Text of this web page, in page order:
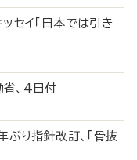
セイ「日本では引き
、4日付
り指針改訂、「骨抜